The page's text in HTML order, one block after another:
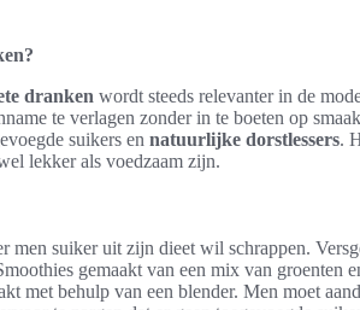
dranken wordt steeds relevanter in de
te verlagen zonder in te boeten op
suikers en natuurlijke dorstlessers.
lekker als voedzaam zijn.
men suiker uit zijn dieet wil schrappen.
gemaakt van een mix van groenten
met behulp van een blender. Men moet